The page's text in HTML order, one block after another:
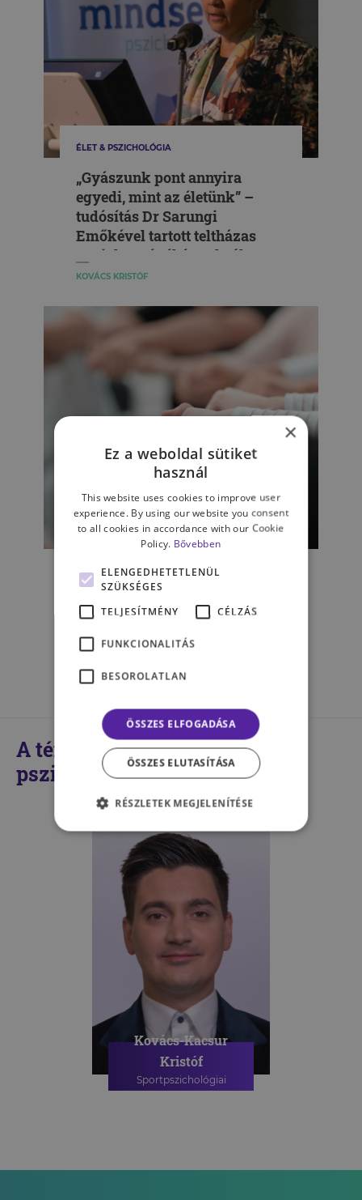
ÉLET & PSZICHOLÓGIA
„Gyászunk pont annyira
egyedi, mint az életünk” –
tudósítás Dr Sarungi
Emőkével tartott teltházas
Pszicho-Kávéházunkról
KOVÁCS KRISTÓF
ÉLET & PSZICHOLÓGIA
Erő a közösségből: csoportos
tanácsadás veszteségeink
kezelésére
MINDSET PSZICHOLÓGIA
A témában kompetens
pszichológusaink
Kovács-Kacsur
Kristóf
Sportpszichológiai
×
Ez a weboldal sütiket
használ
This website uses cookies to improve user
experience. By using our website you consent
to all cookies in accordance with our Cookie
Policy. Bővebben
ELENGEDHETETLENÜL
SZÜKSÉGES
TELJESÍTMÉNY
CÉLZÁS
FUNKCIONALITÁS
BESOROLATLAN
ÖSSZES ELFOGADÁSA
ÖSSZES ELUTASÍTÁSA
RÉSZLETEK MEGJELENÍTÉSE